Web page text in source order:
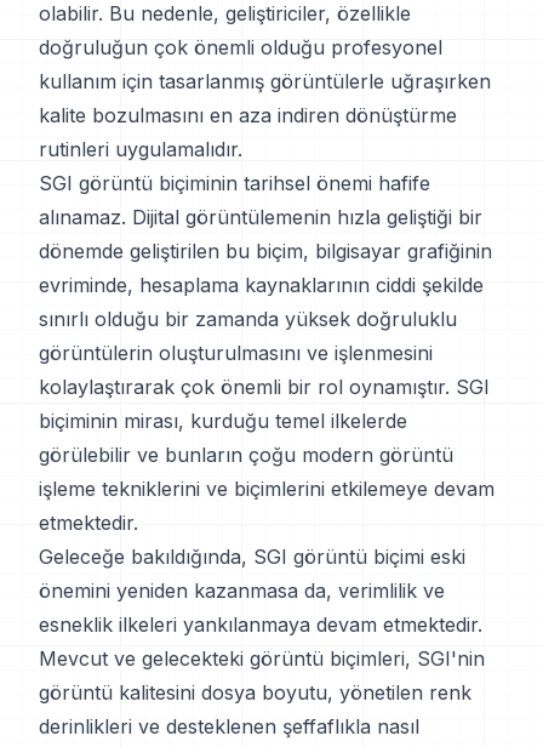
olabilir. Bu nedenle, geliştiriciler, özellikle
doğruluğun çok önemli olduğu profesyonel
kullanım için tasarlanmış görüntülerle uğraşırken
kalite bozulmasını en aza indiren dönüştürme
rutinleri uygulamalıdır.
SGI görüntü biçiminin tarihsel önemi hafife
alınamaz. Dijital görüntülemenin hızla geliştiği bir
dönemde geliştirilen bu biçim, bilgisayar grafiğinin
evriminde, hesaplama kaynaklarının ciddi şekilde
sınırlı olduğu bir zamanda yüksek doğruluklu
görüntülerin oluşturulmasını ve işlenmesini
kolaylaştırarak çok önemli bir rol oynamıştır. SGI
biçiminin mirası, kurduğu temel ilkelerde
görülebilir ve bunların çoğu modern görüntü
işleme tekniklerini ve biçimlerini etkilemeye devam
etmektedir.
Geleceğe bakıldığında, SGI görüntü biçimi eski
önemini yeniden kazanmasa da, verimlilik ve
esneklik ilkeleri yankılanmaya devam etmektedir.
Mevcut ve gelecekteki görüntü biçimleri, SGI'nin
görüntü kalitesini dosya boyutu, yönetilen renk
derinlikleri ve desteklenen şeffaflıkla nasıl